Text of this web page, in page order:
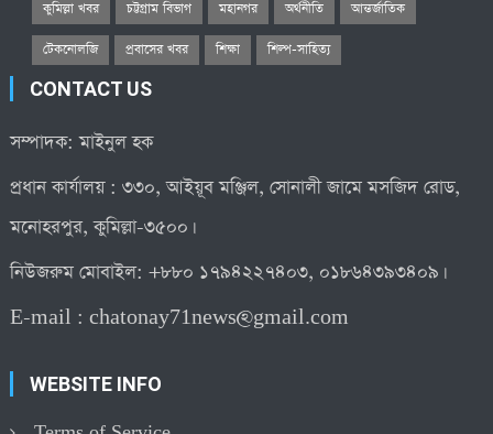
কুমিল্লা খবর চট্টগ্রাম বিভাগ মহানগর অর্থনীতি আন্তর্জাতিক
টেকনোলজি প্রবাসের খবর শিক্ষা শিল্প-সাহিত্য
CONTACT US
সম্পাদক: মাইনুল হক
প্রধান কার্যালয় : ৩৩০, আইয়ূব মঞ্জিল, সোনালী জামে মসজিদ রোড,
মনোহরপুর, কুমিল্লা-৩৫০০।
নিউজরুম মোবাইল: +৮৮০ ১৭৯৪২২৭৪০৩, ০১৮৬৪৩৯৩৪০৯।
E-mail :chatonay71news@gmail.com
WEBSITE INFO